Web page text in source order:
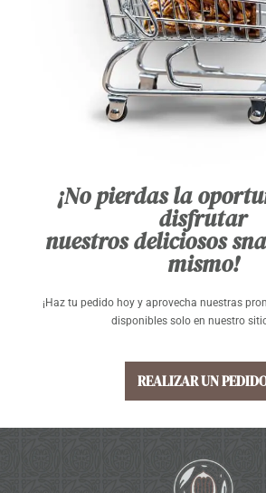
¡No pierdas la
disfrutar
nuestros deliciosos
mismo!
¡Haz tu pedido hoy y aprovecha nuestras
disponibles solo en nuestro
REALIZAR UN